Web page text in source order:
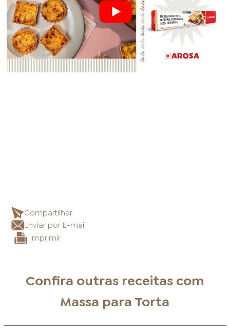
Compartilhar
Enviar por E-mail
Imprimir
Confira outras receitas com
Massa para Torta